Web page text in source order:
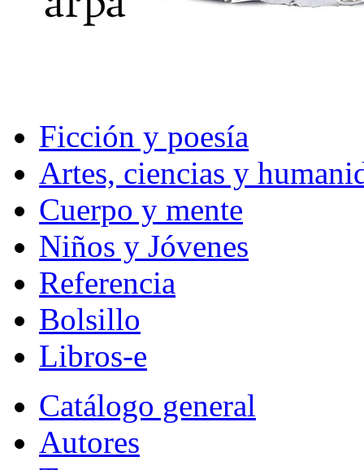
Ficción y poesía
Artes, ciencias y
Cuerpo y mente
Niños y Jóvenes
Referencia
Bolsillo
Libros-e
Catálogo general
Autores